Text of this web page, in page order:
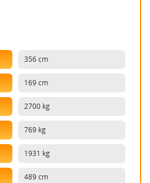
356 cm
169 cm
2700 kg
769 kg
1931 kg
489 cm